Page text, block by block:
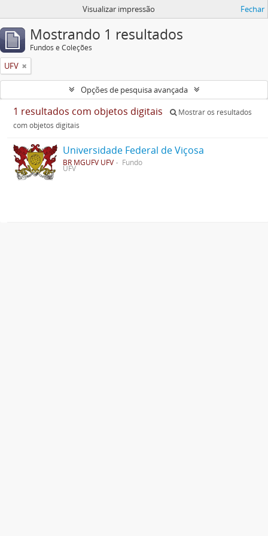
Visualizar impressão Fechar
Mostrando 1 resultados
Fundos e Coleções
UFV
Opções de pesquisa avançada
1 resultados com objetos digitais
Mostrar os resultados
com objetos digitais
Universidade Federal de Viçosa
BR MGUFV UFV Fundo
UFV